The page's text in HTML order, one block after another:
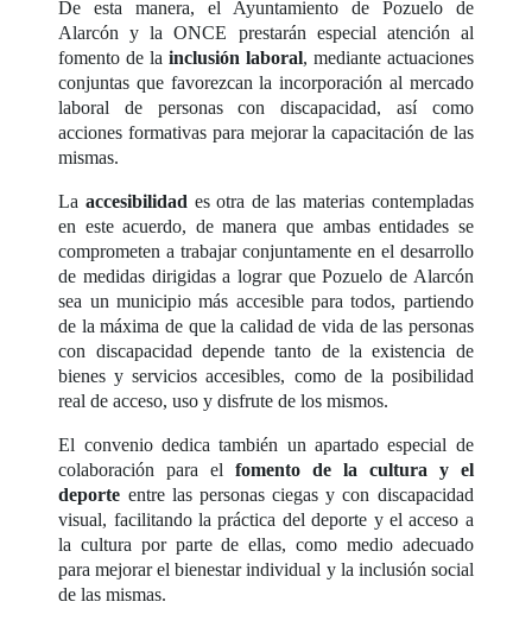
De esta manera, el Ayuntamiento de Pozuelo de
Alarcón y la ONCE prestarán especial atención al
fomento de la inclusión laboral, mediante actuaciones
conjuntas que favorezcan la incorporación al mercado
laboral de personas con discapacidad, así como
acciones formativas para mejorar la capacitación de las
mismas.
La accesibilidad es otra de las materias contempladas
en este acuerdo, de manera que ambas entidades se
comprometen a trabajar conjuntamente en el desarrollo
de medidas dirigidas a lograr que Pozuelo de Alarcón
sea un municipio más accesible para todos, partiendo
de la máxima de que la calidad de vida de las personas
con discapacidad depende tanto de la existencia de
bienes y servicios accesibles, como de la posibilidad
real de acceso, uso y disfrute de los mismos.
El convenio dedica también un apartado especial de
colaboración para elfomento de la cultura y el
deporte entre las personas ciegas y con discapacidad
visual, facilitando la práctica del deporte y el acceso a
la cultura por parte de ellas, como medio adecuado
para mejorar el bienestar individual y la inclusión social
de las mismas.